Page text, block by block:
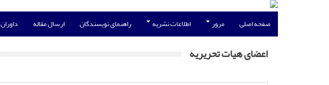
صفحه اصلی مرور اطلاعات نشریه راهنمای نویسندگان ارسال مقاله داوران
اعضای هیات تحریریه